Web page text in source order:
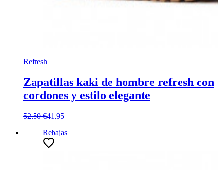
Refresh
Zapatillas kaki de hombre refresh con
cordones y estilo elegante
52,50 €41,95
Rebajas